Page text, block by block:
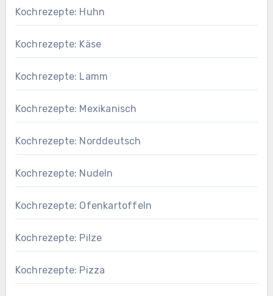
Kochrezepte: Huhn
Kochrezepte: Käse
Kochrezepte: Lamm
Kochrezepte: Mexikanisch
Kochrezepte: Norddeutsch
Kochrezepte: Nudeln
Kochrezepte: Ofenkartoffeln
Kochrezepte: Pilze
Kochrezepte: Pizza